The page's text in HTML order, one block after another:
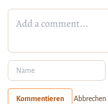
Kommentieren Abbrechen